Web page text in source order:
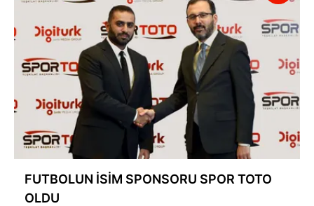
FUTBOLUN İSİM SPONSORU SPOR TOTO
OLDU